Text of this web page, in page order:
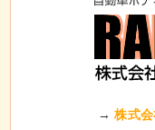
→株式